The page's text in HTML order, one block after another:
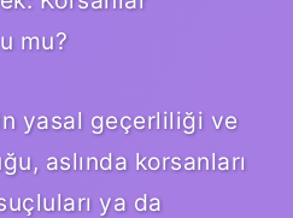
mu?
yasal geçerliliği ve
aslında korsanları
ya da